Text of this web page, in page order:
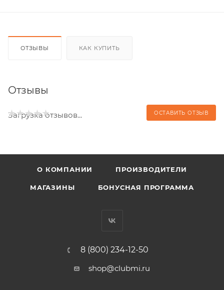
ОТЗЫВЫ КАК КУПИТЬ
Отзывы
ОСТАВИТЬ ОТЗЫВ
Загрузка отзывов...
О КОМПАНИИ ПРОИЗВОДИТЕЛИ
МАГАЗИНЫ БОНУСНАЯ ПРОГРАММА
8 (800) 234-12-50
shop@clubmi.ru